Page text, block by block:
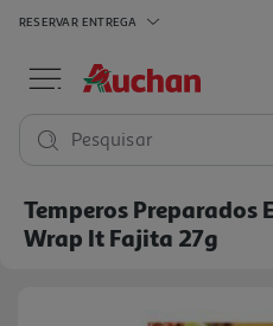
RESERVAR ENTREGA
Pesquisar
Temperos Preparados
Wrap It Fajita 27g